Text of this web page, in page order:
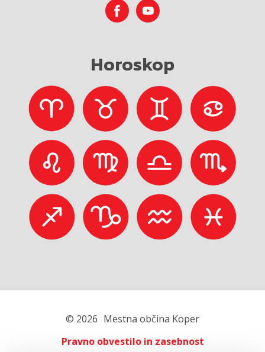
Horoskop
© 2026 Mestna občina Koper
Pravno obvestilo in zasebnost